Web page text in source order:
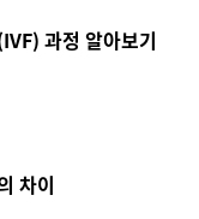
과정 알아보기
차이